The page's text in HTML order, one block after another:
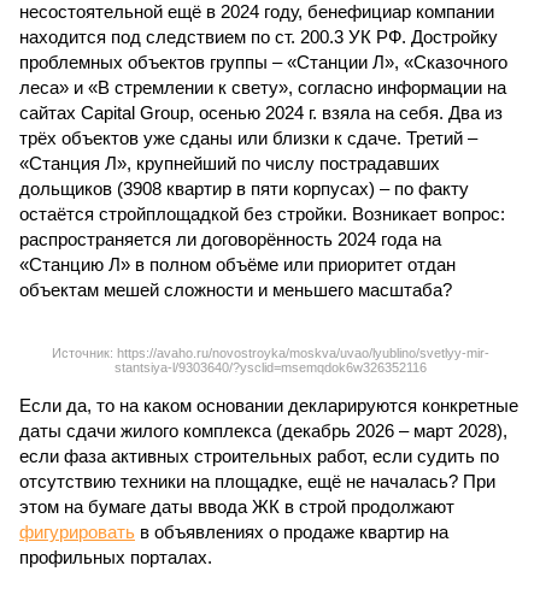
несостоятельной ещё в 2024 году, бенефициар компании
находится под следствием по ст. 200.3 УК РФ. Достройку
проблемных объектов группы – «Станции Л», «Сказочного
леса» и «В стремлении к свету», согласно информации на
сайтах Capital Group, осенью 2024 г. взяла на себя. Два из
трёх объектов уже сданы или близки к сдаче. Третий –
«Станция Л», крупнейший по числу пострадавших
дольщиков (3908 квартир в пяти корпусах) – по факту
остаётся стройплощадкой без стройки. Возникает вопрос:
распространяется ли договорённость 2024 года на
«Станцию Л» в полном объёме или приоритет отдан
объектам мешей сложности и меньшего масштаба?
Источник: https://avaho.ru/novostroyka/moskva/uvao/lyublino/svetlyy-mir-
stantsiya-l/9303640/?ysclid=msemqdok6w326352116
Если да, то на каком основании декларируются конкретные
даты сдачи жилого комплекса (декабрь 2026 – март 2028),
если фаза активных строительных работ, если судить по
отсутствию техники на площадке, ещё не началась? При
этом на бумаге даты ввода ЖК в строй продолжают
фигурировать в объявлениях о продаже квартир на
профильных порталах.